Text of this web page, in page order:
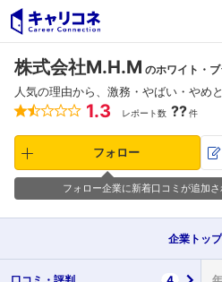
株式会社M.H.M のホワイト・
人気の理由から、激務・やばい・やめ
1.3 レポート数 ??件
フォロー
フォロー企業に新着口コミが追加
企業 トップ
口コミ・ 評判 4